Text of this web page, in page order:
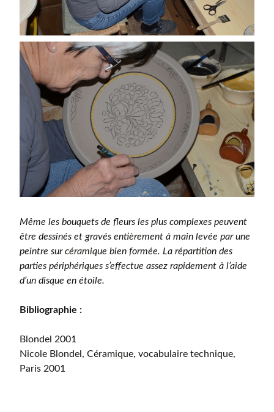
Même les bouquets de fleurs les plus complexes peuvent
être dessinés et gravés entièrement à main levée par une
peintre sur céramique bien formée. La répartition des
parties périphériques s’effectue assez rapidement à l’aide
d’un disque en étoile.
Bibliographie :
Blondel 2001
Nicole Blondel, Céramique, vocabulaire technique,
Paris 2001